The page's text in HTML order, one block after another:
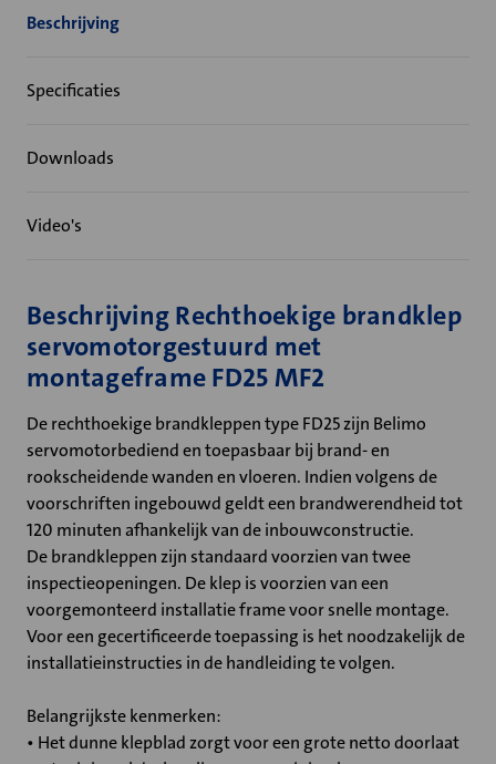
Beschrijving
Specificaties
Downloads
Video's
Beschrijving Rechthoekige brandklep
servomotorgestuurd met
montageframe FD25 MF2
De rechthoekige brandkleppen type FD25 zijn Belimo
servomotorbediend en toepasbaar bij brand- en
rookscheidende wanden en vloeren. Indien volgens de
voorschriften ingebouwd geldt een brandwerendheid tot
120 minuten afhankelijk van de inbouwconstructie.
De brandkleppen zijn standaard voorzien van twee
inspectieopeningen. De klep is voorzien van een
voorgemonteerd installatie frame voor snelle montage.
Voor een gecertificeerde toepassing is het noodzakelijk de
installatieinstructies in de handleiding te volgen.
Belangrijkste kenmerken:
• Het dunne klepblad zorgt voor een grote netto doorlaat